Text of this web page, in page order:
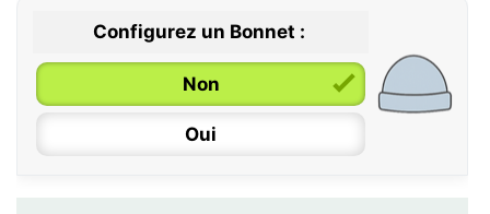
Configurez un Bonnet :
Non
Oui